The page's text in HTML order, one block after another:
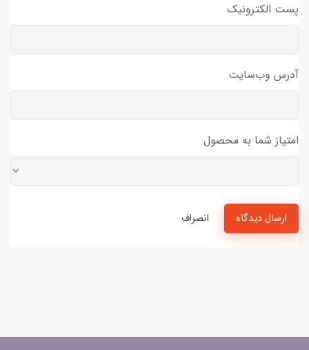
پست الکترونیک
آدرس وب‌سایت
امتیاز شما به محصول
ارسال دیدگاه انصراف